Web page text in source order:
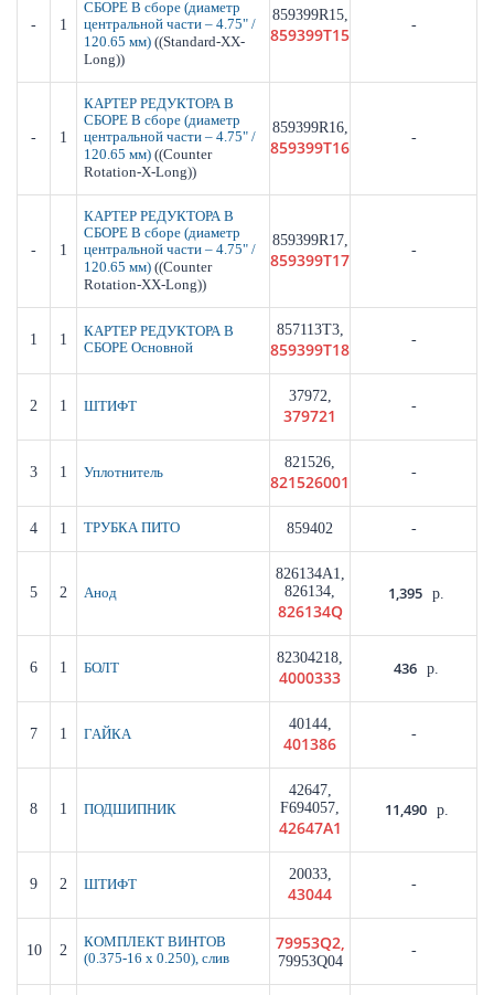
- 1
СБОРЕ В сборе (диаметр
центральной части – 4.75" /
120.65 мм) ((Standard-XX-
Long))
859399R15,
859399T15 -
- 1
КАРТЕР РЕДУКТОРА В
СБОРЕ В сборе (диаметр
центральной части – 4.75" /
120.65 мм) ((Counter
Rotation-X-Long))
859399R16,
859399T16 -
- 1
КАРТЕР РЕДУКТОРА В
СБОРЕ В сборе (диаметр
центральной части – 4.75" /
120.65 мм) ((Counter
Rotation-XX-Long))
859399R17,
859399T17 -
1 1
КАРТЕР РЕДУКТОРА В
СБОРЕ Основной
857113T3,
859399T18 -
2 1 ШТИФТ
37972,
379721 -
3 1 Уплотнитель
821526,
821526001 -
4 1 ТРУБКА ПИТО 859402 -
5 2 Анод
826134A1,
826134,
826134Q
1,395 р.
6 1 БОЛТ
82304218,
4000333 436 р.
7 1 ГАЙКА
40144,
401386 -
8 1 ПОДШИПНИК
42647,
F694057,
42647A1
11,490 р.
9 2 ШТИФТ
20033,
43044 -
10 2
КОМПЛЕКТ ВИНТОВ
(0.375-16 x 0.250), слив
79953Q2,
79953Q04
-